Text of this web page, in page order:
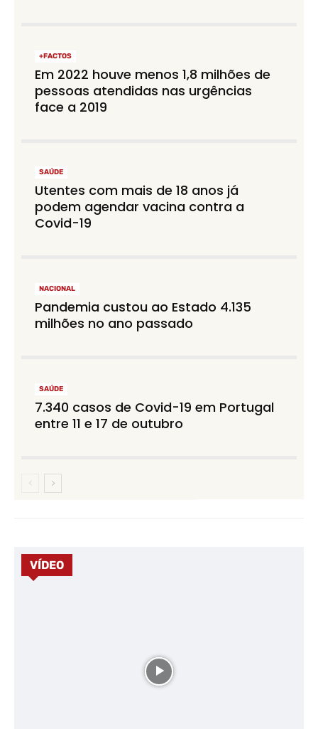
+FACTOS
Em 2022 houve menos 1,8 milhões de
pessoas atendidas nas urgências
face a 2019
SAÚDE
Utentes com mais de 18 anos já
podem agendar vacina contra a
Covid-19
NACIONAL
Pandemia custou ao Estado 4.135
milhões no ano passado
SAÚDE
7.340 casos de Covid-19 em Portugal
entre 11 e 17 de outubro
VÍDEO